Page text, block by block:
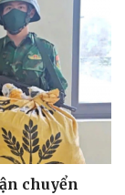
chuyển